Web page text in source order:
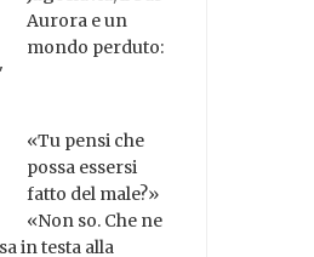
Aurora e un
mondo perduto:
«Tu pensi che
possa essersi
fatto del male?»
«Non so. Che ne
in testa alla